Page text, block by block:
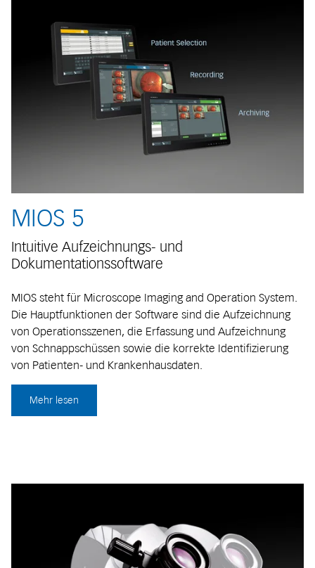
MIOS 5
Intuitive Aufzeichnungs- und
Dokumentationssoftware
MIOS steht für Microscope Imaging and Operation System.
Die Hauptfunktionen der Software sind die Aufzeichnung
von Operationsszenen, die Erfassung und Aufzeichnung
von Schnappschüssen sowie die korrekte Identifizierung
von Patienten- und Krankenhausdaten.
Mehr lesen